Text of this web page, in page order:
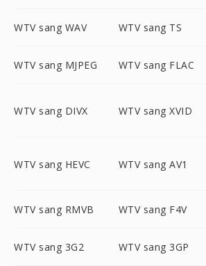
WTV sang WAV WTV sang TS
WTV sang MJPEG WTV sang FLAC
WTV sang DIVX WTV sang XVID
WTV sang HEVC WTV sang AV1
WTV sang RMVB WTV sang F4V
WTV sang 3G2 WTV sang 3GP